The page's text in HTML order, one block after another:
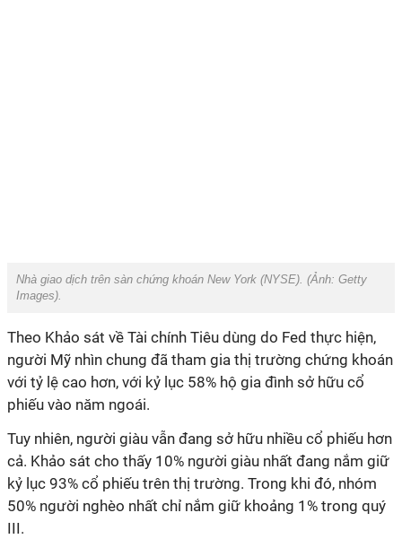
Nhà giao dịch trên sàn chứng khoán New York (NYSE). (Ảnh: Getty
Images).
Theo Khảo sát về Tài chính Tiêu dùng do Fed thực hiện,
người Mỹ nhìn chung đã tham gia thị trường chứng khoán
với tỷ lệ cao hơn, với kỷ lục 58% hộ gia đình sở hữu cổ
phiếu vào năm ngoái.
Tuy nhiên, người giàu vẫn đang sở hữu nhiều cổ phiếu hơn
cả. Khảo sát cho thấy 10% người giàu nhất đang nắm giữ
kỷ lục 93% cổ phiếu trên thị trường. Trong khi đó, nhóm
50% người nghèo nhất chỉ nắm giữ khoảng 1% trong quý
III.